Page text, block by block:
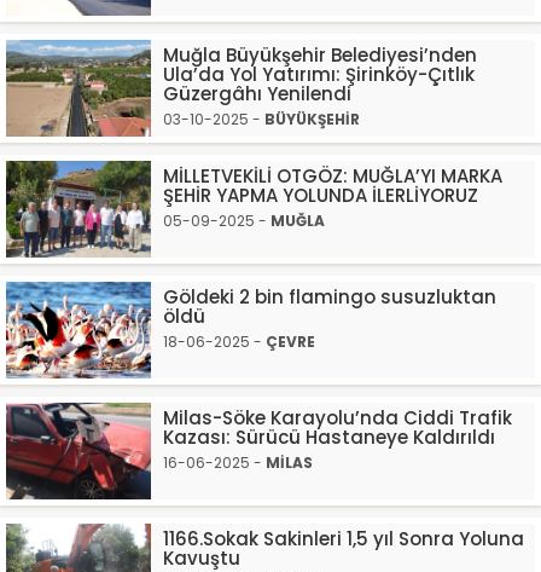
Muğla Büyükşehir Belediyesi’nden
Ula’da Yol Yatırımı: Şirinköy-Çıtlık
Güzergâhı Yenilendi
03-10-2025 - BÜYÜKŞEHİR
MİLLETVEKİLİ OTGÖZ: MUĞLA’YI MARKA
ŞEHİR YAPMA YOLUNDA İLERLİYORUZ
05-09-2025 - MUĞLA
Göldeki 2 bin flamingo susuzluktan
öldü
18-06-2025 - ÇEVRE
Milas-Söke Karayolu’nda Ciddi Trafik
Kazası: Sürücü Hastaneye Kaldırıldı
16-06-2025 - MİLAS
1166.Sokak Sakinleri 1,5 yıl Sonra Yoluna
Kavuştu